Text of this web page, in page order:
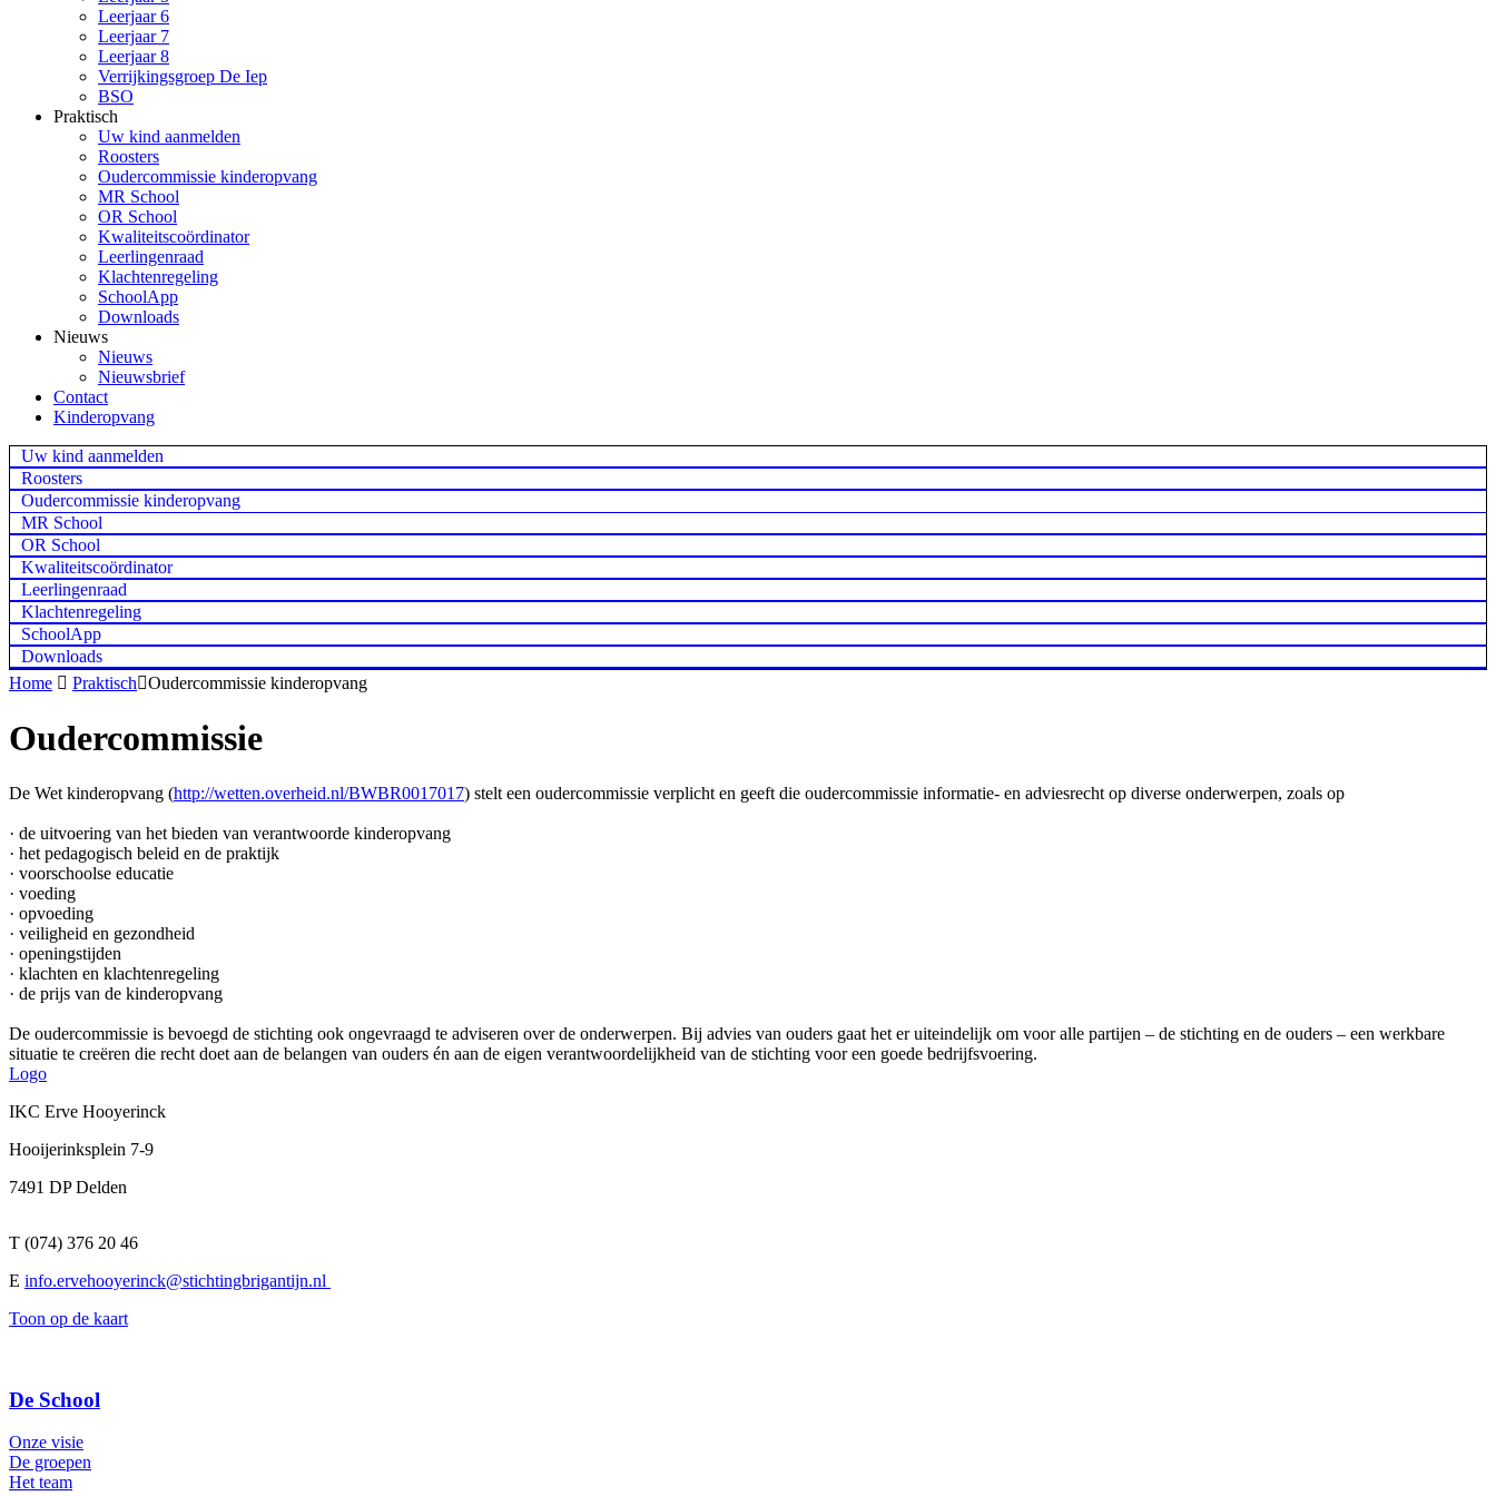
Leerjaar 6
Leerjaar 7
Leerjaar 8
Verrijkingsgroep De Iep
BSO
Praktisch
Uw kind aanmelden
Roosters
Oudercommissie kinderopvang
MR School
OR School
Kwaliteitscoördinator
Leerlingenraad
Klachtenregeling
SchoolApp
Downloads
Nieuws
Nieuws
Nieuwsbrief
Contact
Kinderopvang
Uw kind aanmelden
Roosters
Oudercommissie kinderopvang
MR School
OR School
Kwaliteitscoördinator
Leerlingenraad
Klachtenregeling
SchoolApp
Downloads
Home  PraktischOudercommissie kinderopvang
Oudercommissie
De Wet kinderopvang (http://wetten.overheid.nl/BWBR0017017) stelt een oudercommissie verplicht en geeft die oudercommissie informatie- en adviesrecht op diverse onderwerpen, zoals op
· de uitvoering van het bieden van verantwoorde kinderopvang
· het pedagogisch beleid en de praktijk
· voorschoolse educatie
· voeding
· opvoeding
· veiligheid en gezondheid
· openingstijden
· klachten en klachtenregeling
· de prijs van de kinderopvang
De oudercommissie is bevoegd de stichting ook ongevraagd te adviseren over de onderwerpen. Bij advies van ouders gaat het er uiteindelijk om voor alle partijen – de stichting en de ouders – een werkbare
situatie te creëren die recht doet aan de belangen van ouders én aan de eigen verantwoordelijkheid van de stichting voor een goede bedrijfsvoering.
Logo
IKC Erve Hooyerinck
Hooijerinksplein 7-9
7491 DP Delden
T (074) 376 20 46
E info.ervehooyerinck@stichtingbrigantijn.nl
Toon op de kaart
De School
Onze visie
De groepen
Het team